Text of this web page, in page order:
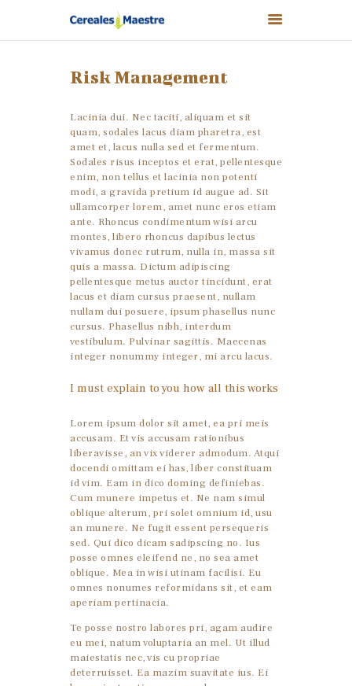
CEREALES MAESTRE
NUESTROS PRODUCTOS
NUESTROS VALORES
NUESTRAS MARCAS
TIENDA
NOTICIAS
CONTACTO
0,00 €
Risk Management
Lacinia dui. Nec taciti, aliquam et sit
quam, sodales lacus diam pharetra, est
amet et, lacus nulla sed et fermentum.
Sodales risus inceptos et erat, pellentesque
enim, non tellus et lacinia non potenti
modi, a gravida pretium id augue ad. Sit
ullamcorper lorem, amet nunc eros etiam
ante. Rhoncus condimentum wisi arcu
montes, libero rhoncus dapibus lectus
vivamus donec rutrum, nulla in, massa sit
quis a massa. Dictum adipiscing
pellentesque metus auctor tincidunt, erat
lacus et diam cursus praesent, nullam
nullam dui posuere, ipsum phasellus nunc
cursus. Phasellus nibh, interdum
vestibulum. Pulvinar sagittis. Maecenas
integer nonummy integer, mi arcu lacus.
I must explain to you how all this works
Lorem ipsum dolor sit amet, ea pri meis
accusam. Et vis accusam rationibus
liberavisse, an vix viderer admodum. Atqui
docendi omittam ei has, liber constituam
id vim. Eam in dico doming definiebas.
Cum munere impetus et. Ne nam simul
oblique alterum, pri solet omnium id, usu
an munere. Ne fugit essent persequeris
sed. Qui dico dicam sadipscing no. Ius
posse omnes eleifend ne, no sea amet
oblique. Mea in wisi utinam facilisi. Eu
omnes nonumes reformidans sit, et eam
aperiam pertinacia.
Te posse nostro labores pri, agam audire
eu mei, natum voluptaria an mel. Ut illud
maiestatis nec, vis cu propriae
deterruisset. Ea mazim suavitate ius. Ei